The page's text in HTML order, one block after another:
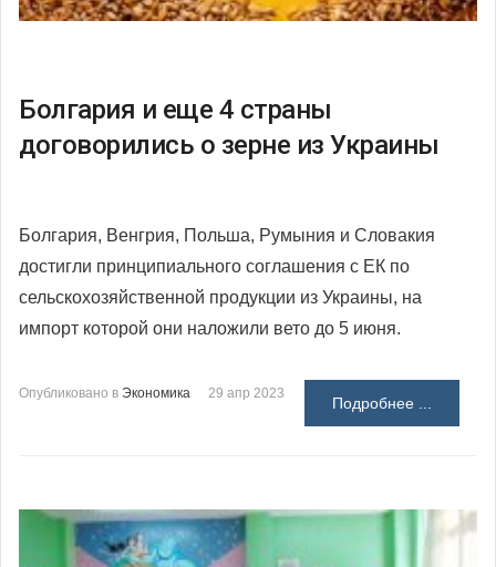
Болгария и еще 4 страны
договорились о зерне из Украины
Болгария, Венгрия, Польша, Румыния и Словакия
достигли принципиального соглашения с ЕК по
сельскохозяйственной продукции из Украины, на
импорт которой они наложили вето до 5 июня.
Опубликовано в Экономика 29 апр 2023
Подробнее ...